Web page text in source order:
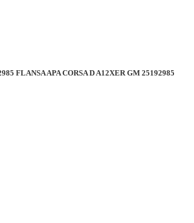
FLANSA APA CORSA D A12XER GM 25192985